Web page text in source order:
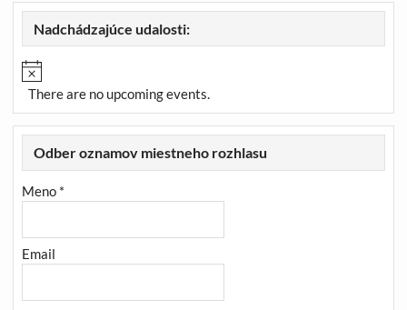
Nadchádzajúce udalosti:
There are no upcoming events.
Odber oznamov miestneho rozhlasu
Meno *
Email